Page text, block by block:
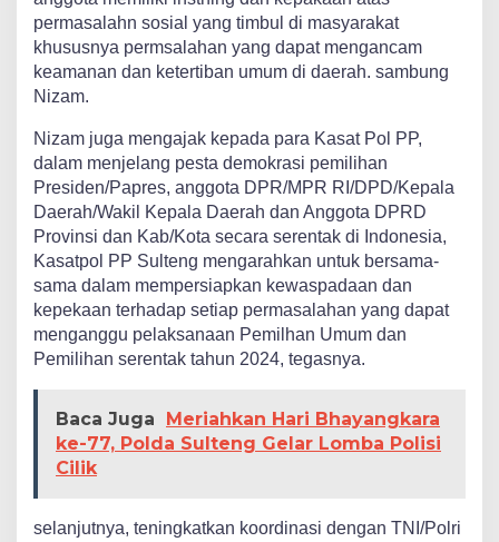
permasalahn sosial yang timbul di masyarakat
khususnya permsalahan yang dapat mengancam
keamanan dan ketertiban umum di daerah. sambung
Nizam.
Nizam juga mengajak kepada para Kasat Pol PP,
dalam menjelang pesta demokrasi pemilihan
Presiden/Papres, anggota DPR/MPR RI/DPD/Kepala
Daerah/Wakil Kepala Daerah dan Anggota DPRD
Provinsi dan Kab/Kota secara serentak di Indonesia,
Kasatpol PP Sulteng mengarahkan untuk bersama-
sama dalam mempersiapkan kewaspadaan dan
kepekaan terhadap setiap permasalahan yang dapat
menganggu pelaksanaan Pemilhan Umum dan
Pemilihan serentak tahun 2024, tegasnya.
Baca Juga
Meriahkan Hari Bhayangkara
ke-77, Polda Sulteng Gelar Lomba Polisi
Cilik
selanjutnya, teningkatkan koordinasi dengan TNI/Polri